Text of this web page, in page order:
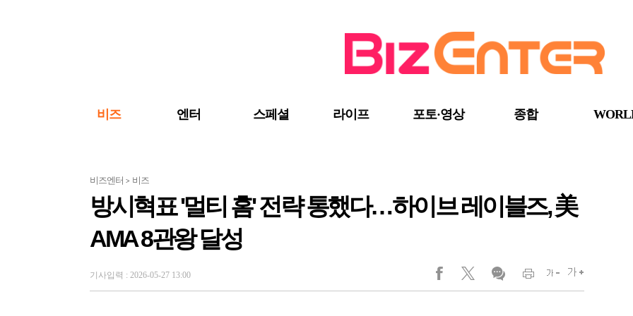
비즈 엔터 스페셜 라이프 포토·영상 종합
비즈엔터 > 비즈
방시혁표 '멀티 홈' 전략 통했다…하이브 레이블즈, 美
AMA 8관왕 달성
기사입력 : 2026-05-27 13:00